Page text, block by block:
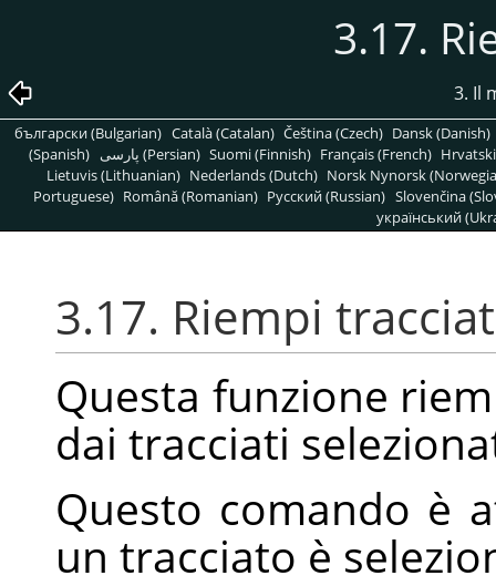
3.17.
3. Il
български (Bulgarian) Català (Catalan) Čeština (Czech) Dansk (Danish)
(Spanish)
پارسی (Persian) Suomi (Finnish) Français (French)
Lietuvis (Lithuanian) Nederlands (Dutch) Norsk Nynorsk
Portuguese) Română (Romanian) Pусский (Russian) Slovenčina
український
3.17. Riempi
Questa funzione
dai tracciati
Questo comando è
un tracciato è